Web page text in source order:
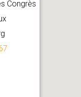
Congrès